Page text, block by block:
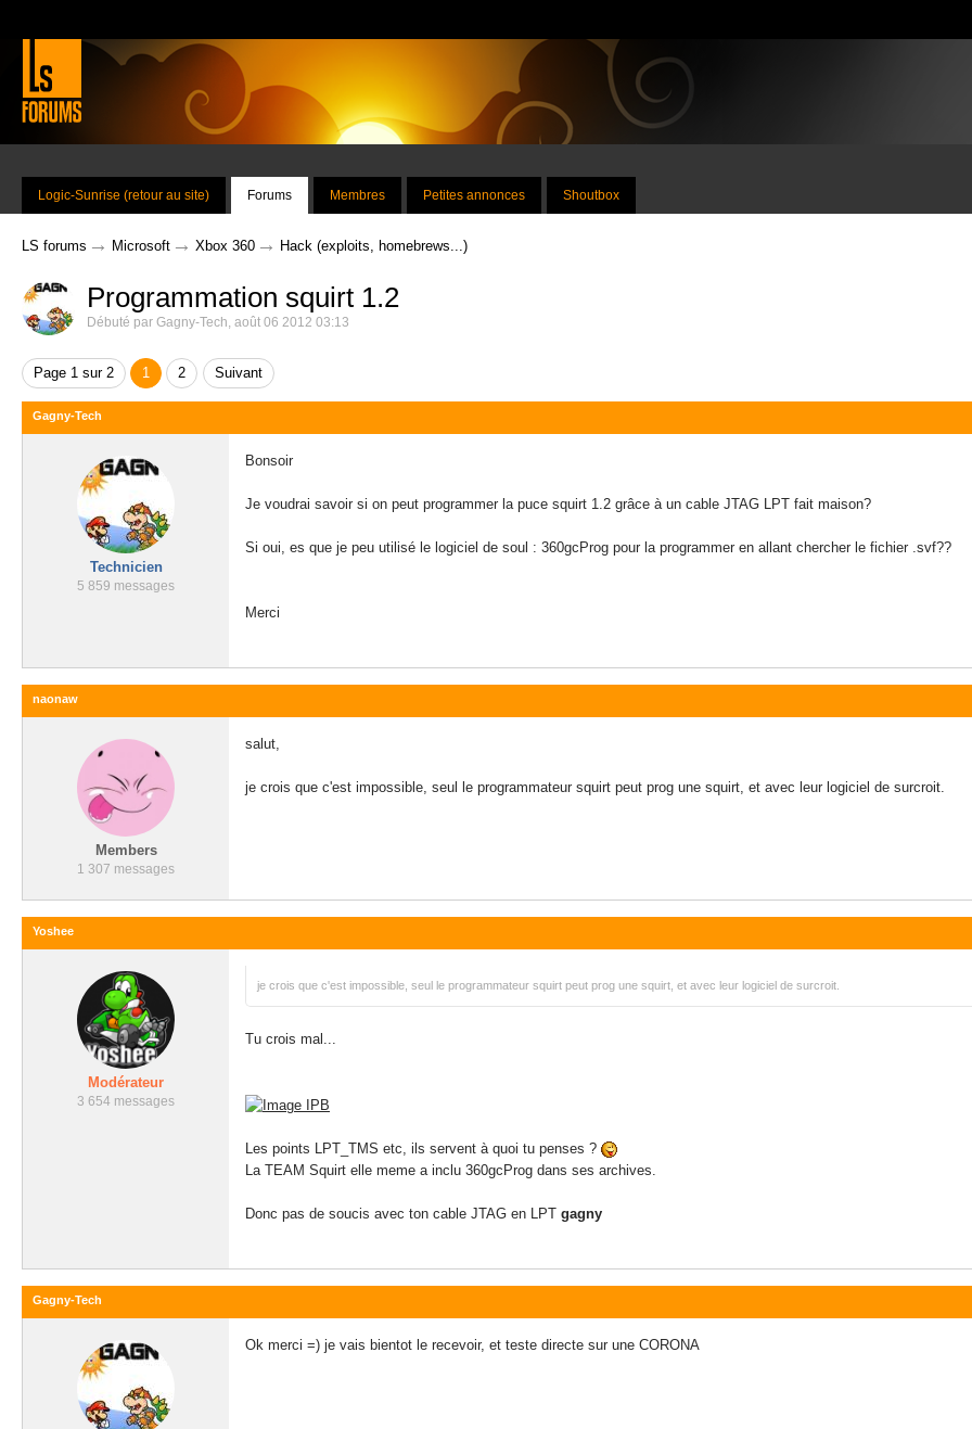
Logic-Sunrise (retour au site) Forums Membres Petites annonces Shoutbox
LS forums → Microsoft → Xbox 360 → Hack (exploits, homebrews...)
Programmation squirt 1.2
Débuté par Gagny-Tech, août 06 2012 03:13
Page 1 sur 2 1 2 Suivant
Gagny-Tech
Technicien
5 859 messages
Bonsoir
Je voudrai savoir si on peut programmer la puce squirt 1.2 grâce à un cable JTAG LPT fait maison?
Si oui, es que je peu utilisé le logiciel de soul : 360gcProg pour la programmer en allant chercher le fichier .svf??
Merci
naonaw
Members
1 307 messages
salut,
je crois que c'est impossible, seul le programmateur squirt peut prog une squirt, et avec leur logiciel de surcroit.
Yoshee
Modérateur
3 654 messages
je crois que c'est impossible, seul le programmateur squirt peut prog une squirt, et avec leur logiciel de surcroit.
Tu crois mal...
Les points LPT_TMS etc, ils servent à quoi tu penses ?
La TEAM Squirt elle meme a inclu 360gcProg dans ses archives.
Donc pas de soucis avec ton cable JTAG en LPT gagny
Gagny-Tech
Ok merci =) je vais bientot le recevoir, et teste directe sur une CORONA